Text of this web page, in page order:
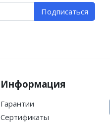
Подписаться
Информация
Гарантии
Сертификаты